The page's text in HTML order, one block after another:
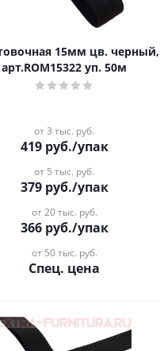
15мм цв.
арт.ROM15322 уп. 50м
от 3 тыс. руб.
419руб./упак
от 5 тыс. руб.
379руб./упак
от 20 тыс. руб.
366руб./упак
от 50 тыс. руб.
Спец. цена